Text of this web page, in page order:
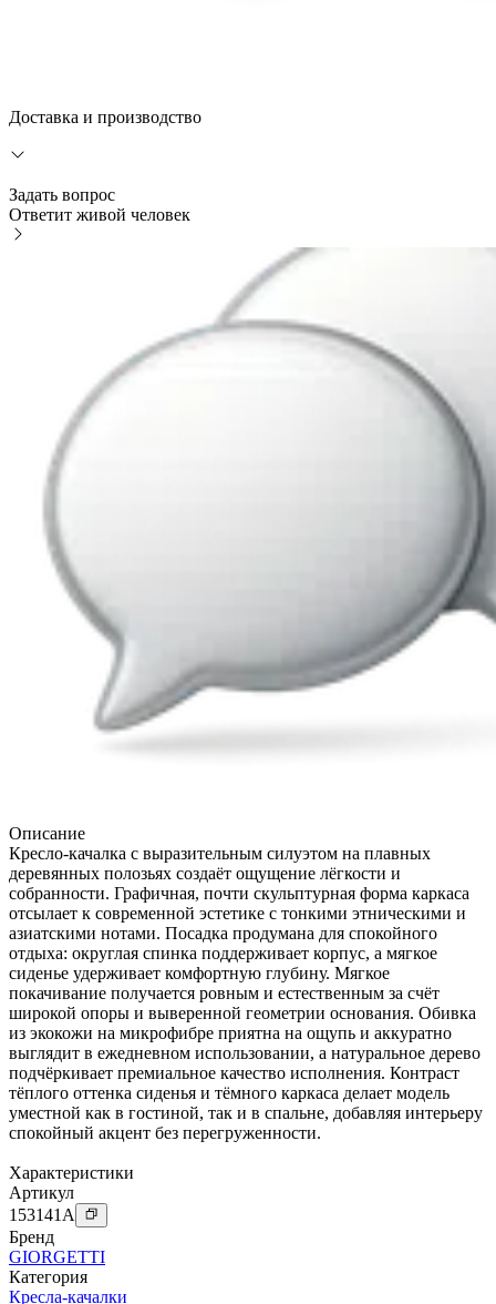
Доставка и производство
Задать вопрос
Ответит живой человек
Описание
Кресло-качалка с выразительным силуэтом на плавных
деревянных полозьях создаёт ощущение лёгкости и
собранности. Графичная, почти скульптурная форма каркаса
отсылает к современной эстетике с тонкими этническими и
азиатскими нотами. Посадка продумана для спокойного
отдыха: округлая спинка поддерживает корпус, а мягкое
сиденье удерживает комфортную глубину. Мягкое
покачивание получается ровным и естественным за счёт
широкой опоры и выверенной геометрии основания. Обивка
из экокожи на микрофибре приятна на ощупь и аккуратно
выглядит в ежедневном использовании, а натуральное дерево
подчёркивает премиальное качество исполнения. Контраст
тёплого оттенка сиденья и тёмного каркаса делает модель
уместной как в гостиной, так и в спальне, добавляя интерьеру
спокойный акцент без перегруженности.
Характеристики
Артикул
153141 A
Бренд
GIORGETTI
Категория
Кресла-качалки